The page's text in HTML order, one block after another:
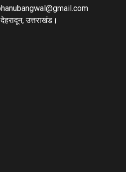
उत्तराखंड।